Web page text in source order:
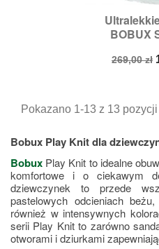
BOBUX
Cena
269,00 zł
Pokazano 1-13 z 13 pozycji
Bobux Play Knit dla
Bobux Play Knit to idealne
komfortowe i o ciekawym
dziewczynek to przede
pastelowych odcieniach
również w intensywnych
serii Play Knit to zarówno
otworami i dziurkami